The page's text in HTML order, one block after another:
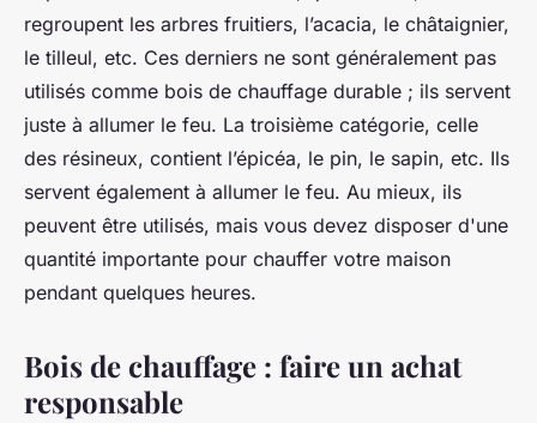
regroupent les arbres fruitiers, l’acacia, le châtaignier,
le tilleul, etc. Ces derniers ne sont généralement pas
utilisés comme bois de chauffage durable ; ils servent
juste à allumer le feu. La troisième catégorie, celle
des résineux, contient l’épicéa, le pin, le sapin, etc. Ils
servent également à allumer le feu. Au mieux, ils
peuvent être utilisés, mais vous devez disposer d'une
quantité importante pour chauffer votre maison
pendant quelques heures.
Bois de chauffage : faire un achat
responsable